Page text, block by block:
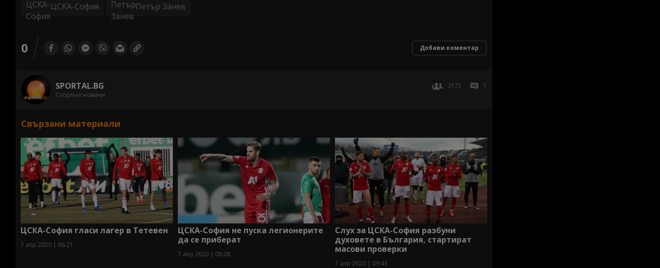
ЦСКА-София Петър Занев
0 Добави коментар
SPORTAL.BG
Спортни новини
3175 1
Свързани материали
ЦСКА-София гласи лагер в Тетевен
7 апр 2020 | 06:21
ЦСКА-София не пуска легионерите
да се приберат
7 апр 2020 | 08:08
Слух за ЦСКА-София разбуни
духовете в България, стартират
масови проверки
7 апр 2020 | 09:43